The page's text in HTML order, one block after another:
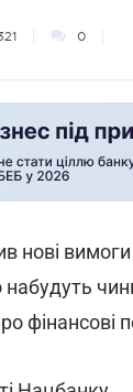
0
нові
фінансові